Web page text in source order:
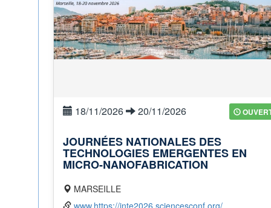
18/11/2026 20/11/2026
JOURNÉES NATIONALES DES
TECHNOLOGIES EMERGENTES EN
MICRO-NANOFABRICATION
MARSEILLE
www.https://jnte2026.sciencesconf.org/